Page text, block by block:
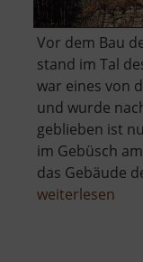
Vor dem Bau
stand im Tal
war eines von
und wurde
geblieben ist
im Gebüsch
das Gebäude
weiterlesen